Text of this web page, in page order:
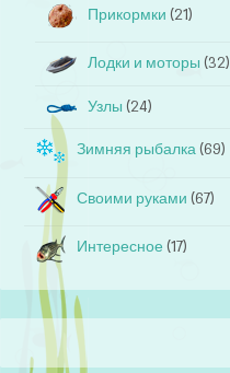
Прикормки (21)
Лодки и моторы (32)
Узлы (24)
Зимняя рыбалка (69)
Своими руками (67)
Интересное (17)